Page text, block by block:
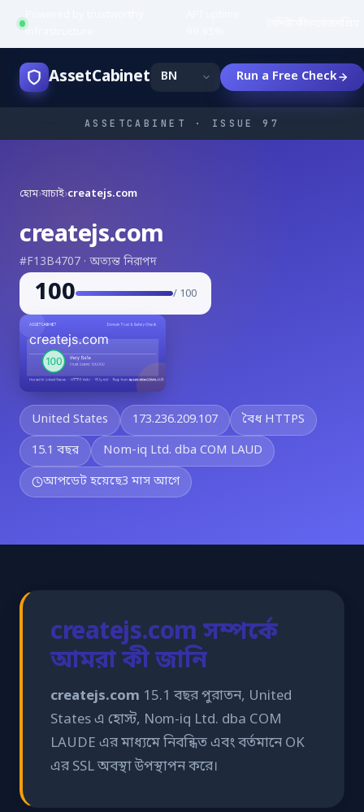
Powered by trustworthy
infrastructure
AssetCabinet Run a Free Check
ASSETCABINET · ISSUE 97
হোম›যাচাই›createjs.com
createjs.com
#F13B4707 · অত্যন্ত নিরাপদ
100 / 100
United States 173.236.209.107
বৈধ HTTPS
15.1 বছর
Nom-iq Ltd. dba COM LAUD
আপডেট হয়েছে3 মাস আগে
createjs.com সম্পর্কে
আমরা কী জানি
createjs.com 15.1 বছর পুরাতন, United
States এ হোস্ট, Nom-iq Ltd. dba COM
LAUDE এর মাধ্যমে নিবন্ধিত এবং বর্তমানে OK
এর SSL অবস্থা উপস্থাপন করে।